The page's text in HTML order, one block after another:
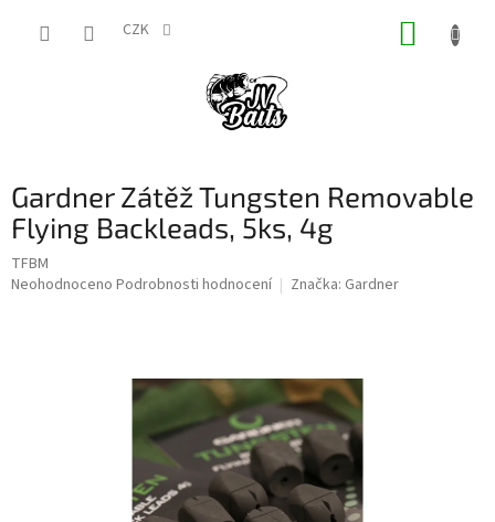
CZK
Gardner Zátěž Tungsten Removable
Flying Backleads, 5ks, 4g
TFBM
Průměrné
Neohodnoceno Podrobnosti hodnocení Značka: Gardner